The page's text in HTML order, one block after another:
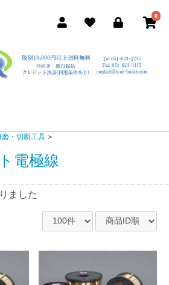
0
磨・切断工具 ＞
電極線
ました